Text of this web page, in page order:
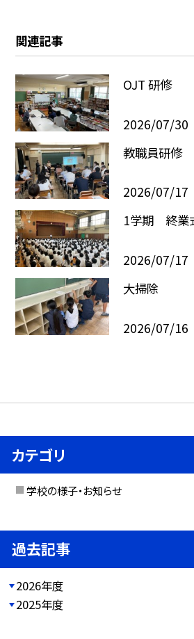
関連記事
OJT 研修
2026/07/30
教職員研修
2026/07/17
1学期 終業
2026/07/17
大掃除
2026/07/16
カテゴリ
学校の様子・お知らせ
過去記事
2026年度
2025年度